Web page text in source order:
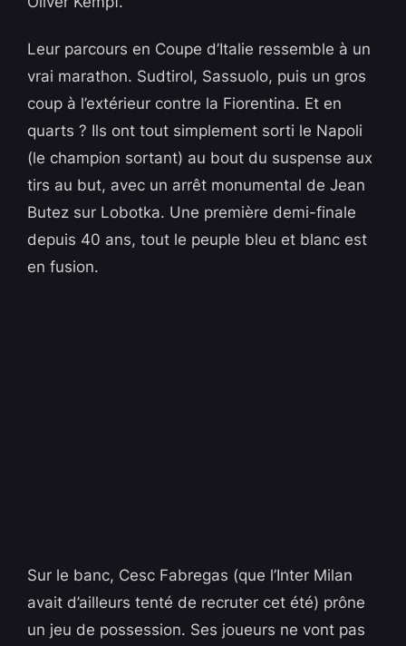
Leur parcours en Coupe d’Italie ressemble à un
vrai marathon. Sudtirol, Sassuolo, puis un gros
coup à l’extérieur contre la Fiorentina. Et en
quarts ? Ils ont tout simplement sorti le Napoli
(le champion sortant) au bout du suspense aux
tirs au but, avec un arrêt monumental de Jean
Butez sur Lobotka. Une première demi-finale
depuis 40 ans, tout le peuple bleu et blanc est
en fusion.
Sur le banc, Cesc Fabregas (que l’Inter Milan
avait d’ailleurs tenté de recruter cet été) prône
un jeu de possession. Ses joueurs ne vont pas